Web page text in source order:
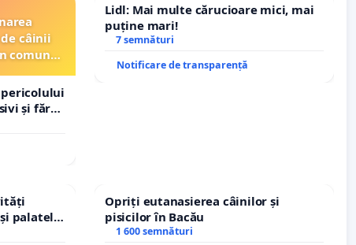
câinii
comuna
și fără
Lidl: Mai multe cărucioare mici, mai
puține mari!
7 semnături
Notificare de transparență
palatele
Opriți eutanasierea câinilor și
pisicilor în Bacău
1 600 semnături